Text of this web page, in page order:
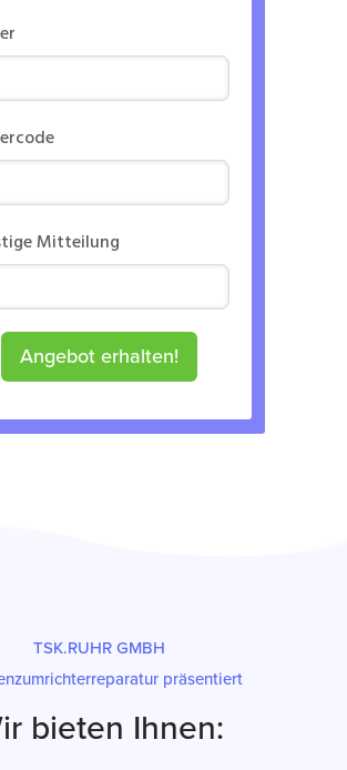
Mitteilung
Angebot erhalten!
TSK.RUHR GMBH
präsentiert
bieten Ihnen: